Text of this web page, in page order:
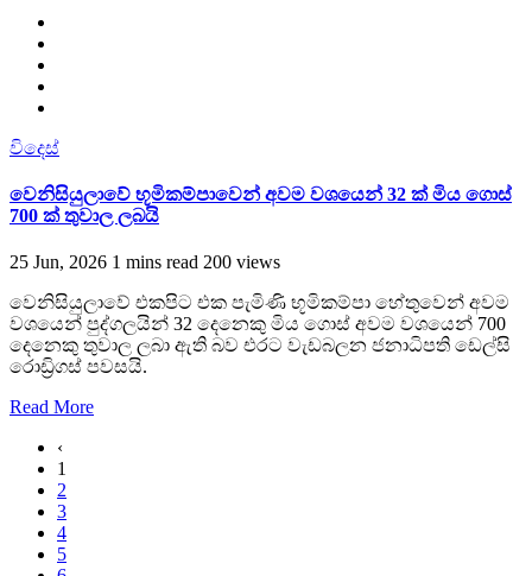
විදෙස්
වෙනිසියුලාවේ භූමිකම්පාවෙන් අවම වශයෙන් 32 ක් මිය ගොස්
700 ක් තුවාල ලබයි
25 Jun, 2026 1 mins read 200 views
වෙනිසියුලාවේ එකපිට එක පැමිණි භූමිකම්පා හේතුවෙන් අවම
වශයෙන් පුද්ගලයින් 32 දෙනෙකු මිය ගොස් අවම වශයෙන් 700
දෙනෙකු තුවාල ලබා ඇති බව එරට වැඩබලන ජනාධිපති ඩෙල්සි
රොඩ්‍රිගස් පවසයි.
Read More
‹
1
2
3
4
5